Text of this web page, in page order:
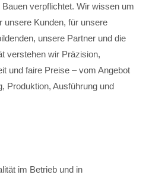
verpflichtet. Wir wissen um
unsere Kunden, für unsere
unsere Partner und die
verstehen wir Präzision,
und faire Preise – vom Angebot
Produktion, Ausführung und
im Betrieb und in